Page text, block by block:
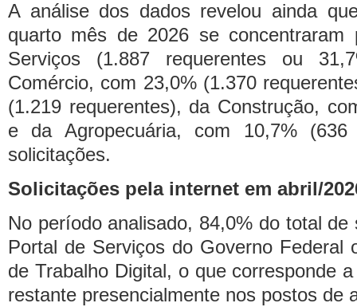
A análise dos dados revelou ainda
quarto mês de 2026 se concentraram
Serviços (1.887 requerentes ou
Comércio, com 23,0% (1.370
(1.219 requerentes), da Construção,
e da Agropecuária, com 10,7%
solicitações.
Solicitações pela internet em abril/
No período analisado, 84,0% do total
Portal de Serviços do Governo Federal
de Trabalho Digital, o que corresponde
restante presencialmente nos postos de